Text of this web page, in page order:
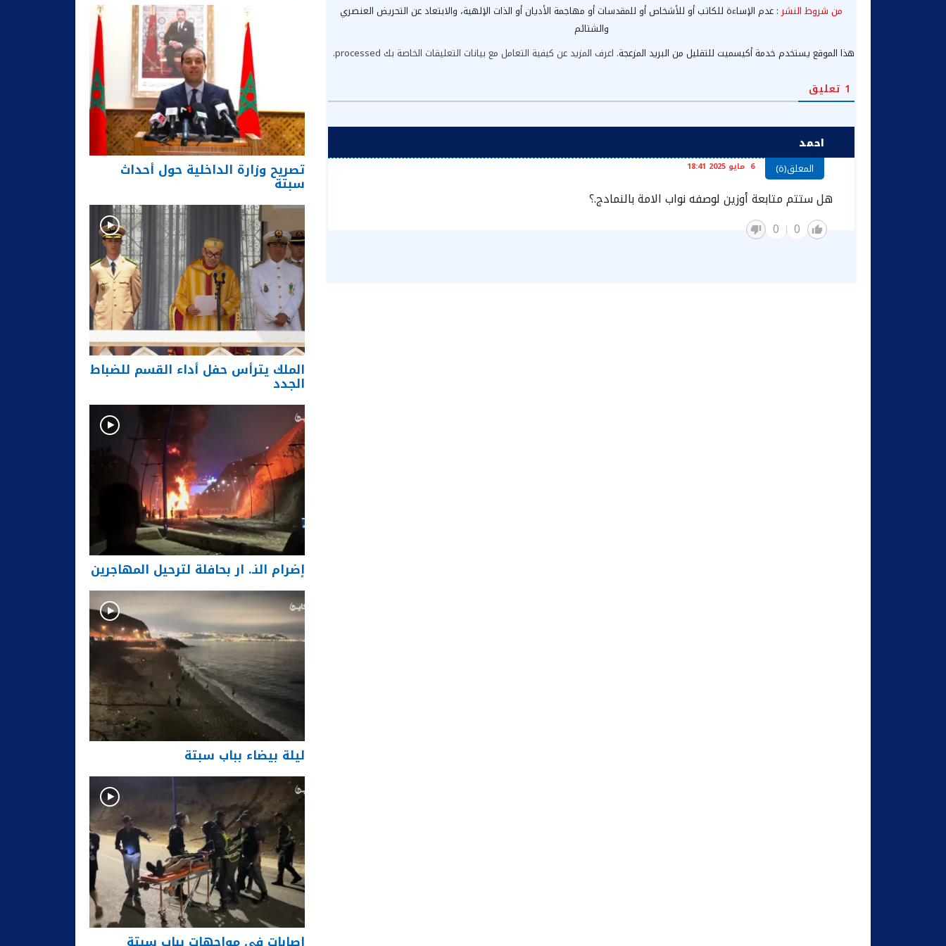
من شروط النشر: عدم الإساءة للكاتب أو للأشخاص أو للمقدسات أو مهاجمة الأديان أو الذات الإلهية، والابتعاد عن التحريض العنصري
والشتائم
هذا الموقع يستخدم خدمة أكيسميت للتقليل من البريد المزعجة. اعرف المزيد عن كيفية التعامل مع بيانات التعليقات الخاصة بك processed .
1 تعليق
احمد
المعلق(ة) 6 مايو 2025 18:41
هل ستتم متابعة أوزين لوصفه نواب الامة بالنمادج.؟
0
0
تصريح وزارة الداخلية حول أحداث
سبتة
الملك يترأس حفل أداء القسم للضباط
الجدد
إضرام النـ. ار بحافلة لترحيل المهاجرين
ليلة بيضاء بباب سبتة